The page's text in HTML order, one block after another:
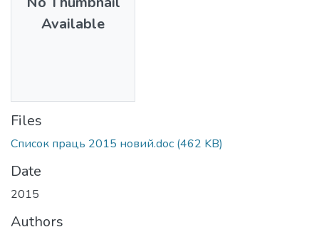
Available
Files
Список праць 2015 новий.doc (462 KB)
Date
2015
Authors